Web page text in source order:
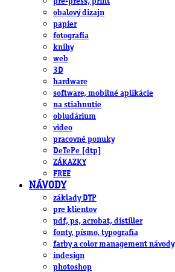
obalový dizajn
papier
fotografia
knihy
web
3D
hardware
software, mobilné aplikácie
na stiahnutie
obludárium
video
pracovné ponuky
DeTePe [dtp]
ZÁKAZKY
FREE
NÁVODY
základy DTP
pre klientov
pdf, ps, acrobat, distiller
fonty, písmo, typografia
farby a color management návody
indesign
photoshop